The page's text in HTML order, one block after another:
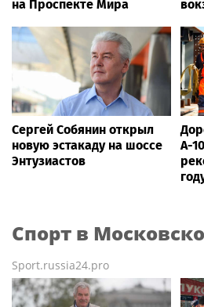
на Проспекте Мира
Сергей Собянин открыл
новую эстакаду на шоссе
Энтузиастов
А-
Спорт в
Sport.russia24.pro